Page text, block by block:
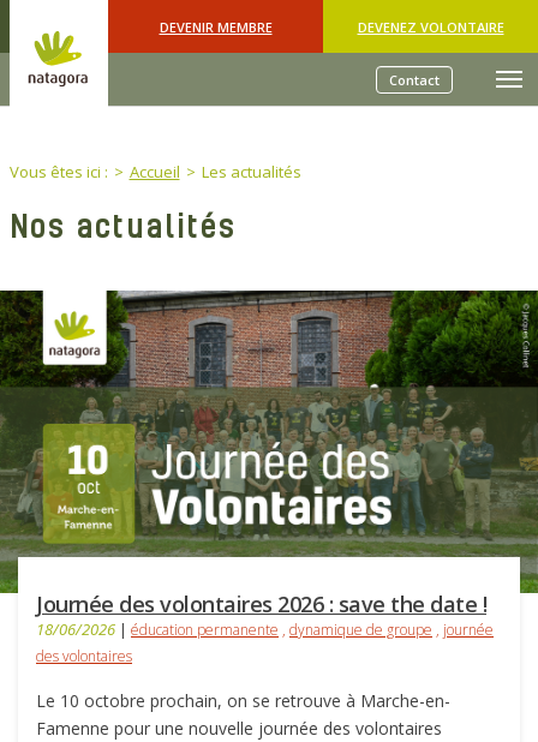
DEVENIR MEMBRE DEVENEZ VOLONTAIRE
Contact
You are here:
Vous êtes ici : Accueil Les actualités
Nos actualités
Journée des volontaires 2026 : save the date !
18/06/2026 | éducation permanente , dynamique de groupe , journée
des volontaires
Le 10 octobre prochain, on se retrouve à Marche-en-
Famenne pour une nouvelle journée des volontaires